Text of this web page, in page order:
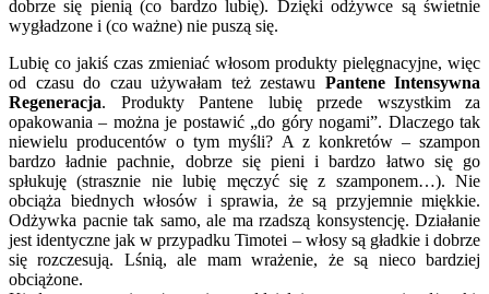
dobrze się pienią (co bardzo lubię). Dzięki odżywce są świetnie
wygładzone i (co ważne) nie puszą się.
Lubię co jakiś czas zmieniać włosom produkty pielęgnacyjne, więc
od czasu do czau używałam też zestawu Pantene Intensywna
Regeneracja. Produkty Pantene lubię przede wszystkim za
opakowania – można je postawić „do góry nogami”. Dlaczego tak
niewielu producentów o tym myśli? A z konkretów – szampon
bardzo ładnie pachnie, dobrze się pieni i bardzo łatwo się go
spłukuję (strasznie nie lubię męczyć się z szamponem…). Nie
obciąża biednych włosów i sprawia, że są przyjemnie miękkie.
Odżywka pacnie tak samo, ale ma rzadszą konsystencję. Działanie
jest identyczne jak w przypadku Timotei – włosy są gładkie i dobrze
się rozczesują. Lśnią, ale mam wrażenie, że są nieco bardziej
obciążone.